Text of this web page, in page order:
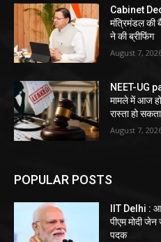
Cabinet
मंत्रिमंडल की
ने की ब्रीफिंग
August 7,
NEET-UG
मामले में आज
रास्ता हो
August 7,
POPULAR POSTS
IIT Delhi :
पीएम मोदी जेन
पदक